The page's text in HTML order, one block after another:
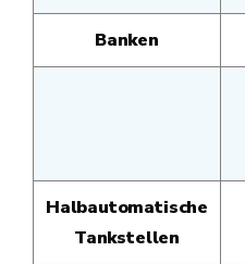
Banken
Halbautomatische
Tankstellen